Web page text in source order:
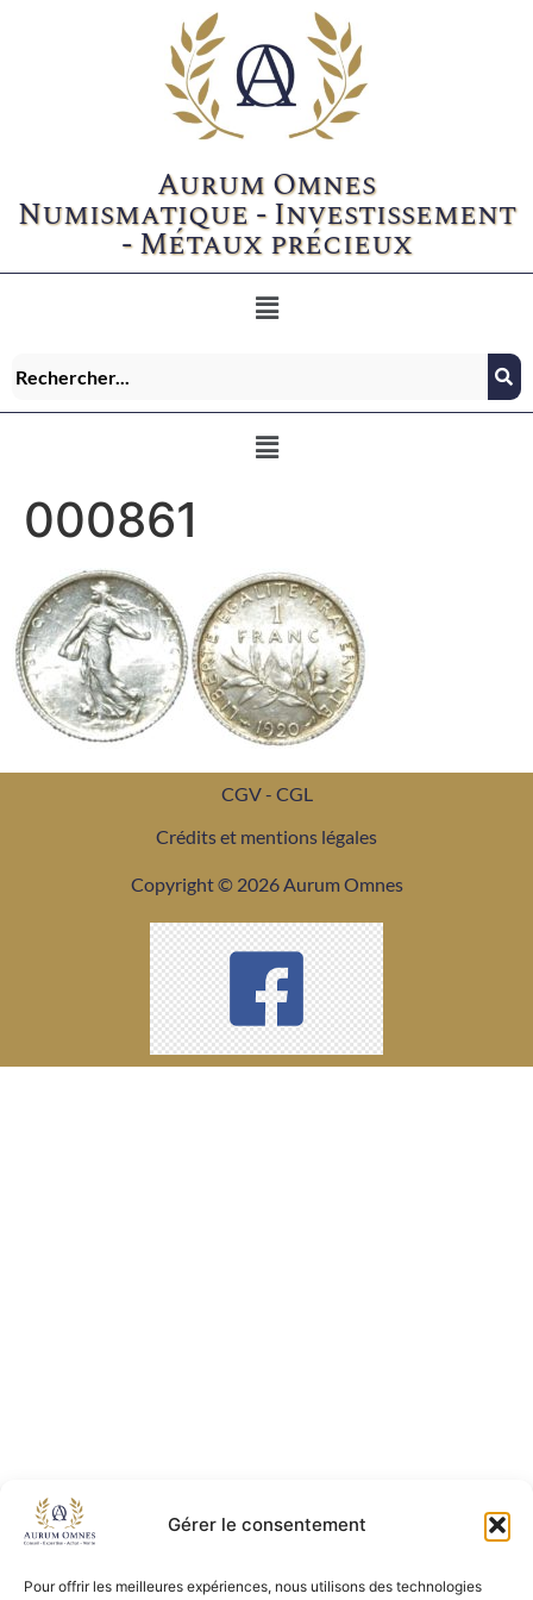
Gérer le consentement
Pour offrir les meilleures expériences, nous utilisons des technologies
Aurum Omnes
Numismatique - Investissement
- Métaux précieux
000861
CGV - CGL
Crédits et mentions légales
Copyright © 2026 Aurum Omnes